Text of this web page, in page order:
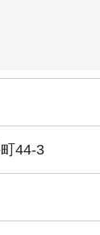
44-3